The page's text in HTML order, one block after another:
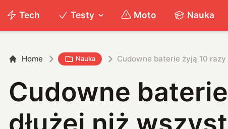
Tech Testy Moto Nauka
Home Nauka Cudowne baterie żyją 10 razy
Cudowne